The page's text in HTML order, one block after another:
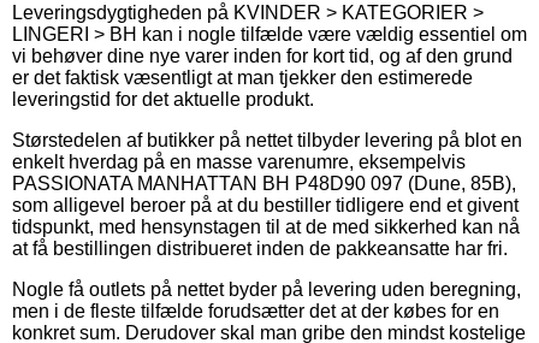
Leveringsdygtigheden på KVINDER > KATEGORIER >
LINGERI > BH kan i nogle tilfælde være vældig essentiel om
vi behøver dine nye varer inden for kort tid, og af den grund
er det faktisk væsentligt at man tjekker den estimerede
leveringstid for det aktuelle produkt.
Størstedelen af butikker på nettet tilbyder levering på blot en
enkelt hverdag på en masse varenumre, eksempelvis
PASSIONATA MANHATTAN BH P48D90 097 (Dune, 85B),
som alligevel beroer på at du bestiller tidligere end et givent
tidspunkt, med hensynstagen til at de med sikkerhed kan nå
at få bestillingen distribueret inden de pakkeansatte har fri.
Nogle få outlets på nettet byder på levering uden beregning,
men i de fleste tilfælde forudsætter det at der købes for en
konkret sum. Derudover skal man gribe den mindst kostelige